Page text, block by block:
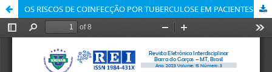
OS RISCOS DE COINFECÇÃO POR TUBERCULOSE EM PACIENTES COM HIV